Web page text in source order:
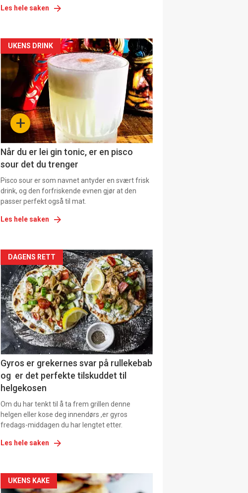
Les hele saken
Artikler
detail
section
11
Dagens
rett
+
UKENS DRINK
Når du er lei gin tonic, er en pisco
sour det du trenger
Pisco sour er som navnet antyder en svært frisk
drink, og den forfriskende evnen gjør at den
passer perfekt også til mat.
Les hele saken
Artikler
detail
-
section
11
Dagens
rett
2
DAGENS RETT
Gyros er grekernes svar på rullekebab
og er det perfekte tilskuddet til
helgekosen
Om du har tenkt til å ta frem grillen denne
helgen eller kose deg innendørs ,er gyros
fredags-middagen du har lengtet etter.
Les hele saken
Artikler
UKENS KAKE